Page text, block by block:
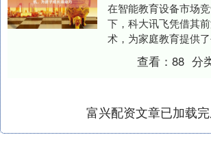
在智能教育设备市场
下，科大讯飞凭借其
术，为家庭教育提供
最新推出的多款学习
习路径与健康护眼设
查看：88 分
富兴配资文章已加载